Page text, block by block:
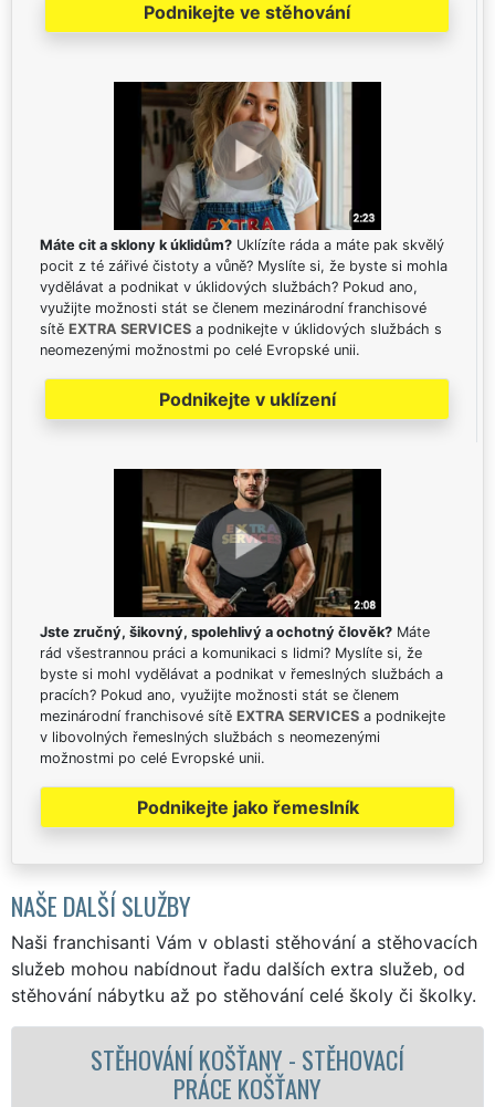
Podnikejte ve stěhování
Máte cit a sklony k úklidům? Uklízíte ráda a máte pak skvělý
pocit z té zářivé čistoty a vůně? Myslíte si, že byste si mohla
vydělávat a podnikat v úklidových službách? Pokud ano,
využijte možnosti stát se členem mezinárodní franchisové
sítě EXTRA SERVICES a podnikejte v úklidových službách s
neomezenými možnostmi po celé Evropské unii.
Podnikejte v uklízení
Jste zručný, šikovný, spolehlivý a ochotný člověk? Máte
rád všestrannou práci a komunikaci s lidmi? Myslíte si, že
byste si mohl vydělávat a podnikat v řemeslných službách a
pracích? Pokud ano, využijte možnosti stát se členem
mezinárodní franchisové sítě EXTRA SERVICES a podnikejte
v libovolných řemeslných službách s neomezenými
možnostmi po celé Evropské unii.
Podnikejte jako řemeslník
NAŠE DALŠÍ SLUŽBY
Naši franchisanti Vám v oblasti stěhování a stěhovacích
služeb mohou nabídnout řadu dalších extra služeb, od
stěhování nábytku až po stěhování celé školy či školky.
STĚHOVACÍ SLUŽBA
STĚHOVACÍ FIRMA